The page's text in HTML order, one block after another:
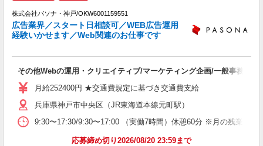
株式会社パソナ・神戸/OKW6001159551
広告業界／スタート日相談可／WEB広告運用
経験いかせます／Web関連のお仕事です
その他Webの運用・クリエイティブ/マーケティング企画/一般事務
月給252400円 ★交通費規定に基づき交通費支給
兵庫県神戸市中央区（JR東海道本線元町駅）
9:30〜17:30/9:30〜17:00 （実働7時間）休憩60分 ※月の残業目
応募締め切り2026/08/20 23:59まで